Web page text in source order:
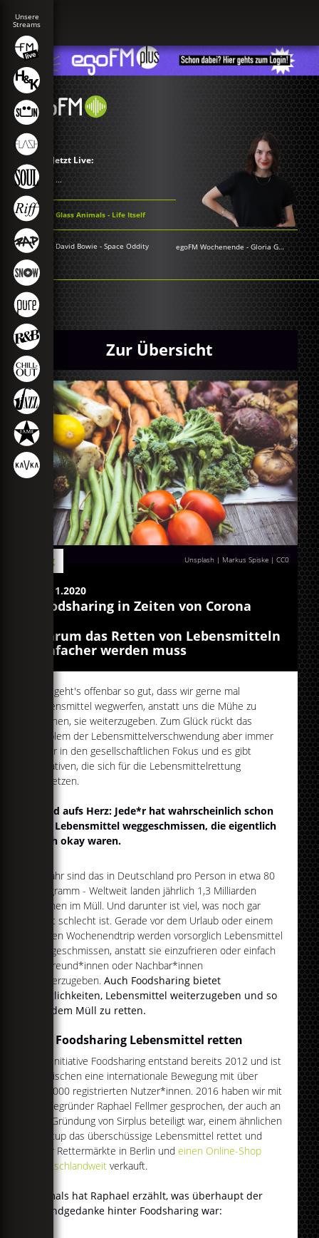
Jetzt Live:
...
Glass Animals - Life Itself
David Bowie - Space Oddity egoFM Wochenende -Gloria Grünwald
Zur Übersicht
Unsplash | Markus Spiske |CC0
Blog
13.11.2020
Foodsharing in Zeiten von Corona
Warum das Retten von Lebensmitteln
einfacher werden muss
Uns geht's offenbar so gut, dass wir gerne mal
Lebensmittel wegwerfen, anstatt uns die Mühe zu
machen, sie weiterzugeben. Zum Glück rückt das
Problem der Lebensmittelverschwendung aber immer
mehr in den gesellschaftlichen Fokus und es gibt
Initiativen, die sich für die Lebensmittelrettung
einsetzen.
Hand aufs Herz: Jede*r hat wahrscheinlich schon
mal Lebensmittel weggeschmissen, die eigentlich
noch okay waren.
Im Jahr sind das in Deutschland pro Person in etwa 80
Kilogramm - Weltweit landen jährlich 1,3 Milliarden
Tonnen im Müll. Und darunter ist viel, was noch gar
nicht schlecht ist. Gerade vor dem Urlaub oder einem
kurzen Wochenendtrip werden vorsorglich Lebensmittel
weggeschmissen, anstatt sie einzufrieren oder einfach
an Freund*innen oder Nachbar*innen
weiterzugeben.Auch Foodsharing bietet
Möglichkeiten, Lebensmittel weiterzugeben und so
vor dem Müll zu retten.
Mit Foodsharing Lebensmittel retten
Die Initiative Foodsharing entstand bereits 2012 und ist
inzwischen eine internationale Bewegung mit über
200.000 registrierten Nutzer*innen. 2016 haben wir mit
Mitbegründer Raphael Fellmer gesprochen, der auch an
der Gründung von Sirplus beteiligt war, einem ähnlichen
Startup das überschüssige Lebensmittel rettet und
über Rettermärkte in Berlin undeinen Online-Shop
deutschlandweit verkauft.
Damals hat Raphael erzählt, was überhaupt der
Grundgedanke hinter Foodsharing war: